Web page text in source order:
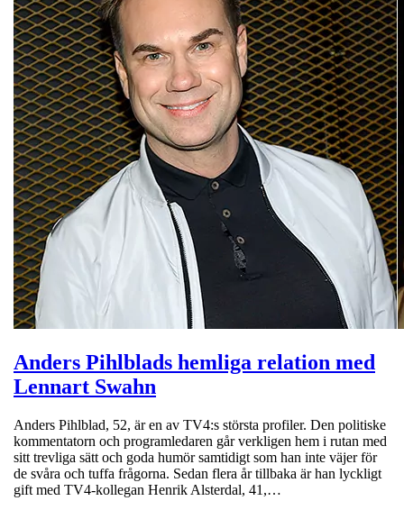
Anders Pihlblads hemliga relation med
Lennart Swahn
Anders Pihlblad, 52, är en av TV4:s största profiler. Den politiske
kommentatorn och programledaren går verkligen hem i rutan med
sitt trevliga sätt och goda humör samtidigt som han inte väjer för
de svåra och tuffa frågorna. Sedan flera år tillbaka är han lyckligt
gift med TV4-kollegan Henrik Alsterdal, 41,…